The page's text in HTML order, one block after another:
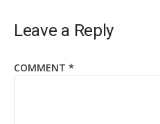
Leave a Reply
COMMENT *